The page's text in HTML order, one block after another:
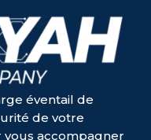
éventail de
de votre
vous accompagner